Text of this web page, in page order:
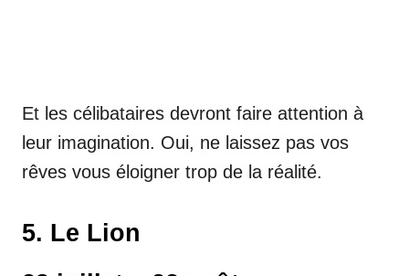
Et les célibataires devront faire attention à
leur imagination. Oui, ne laissez pas vos
rêves vous éloigner trop de la réalité.
5. Le Lion